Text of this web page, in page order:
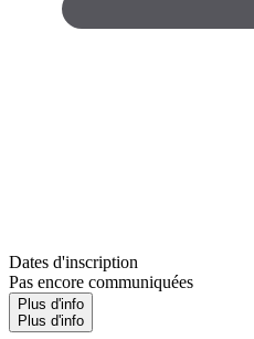
Dates d'inscription
Pas encore communiquées
Plus d'info
Plus d'info